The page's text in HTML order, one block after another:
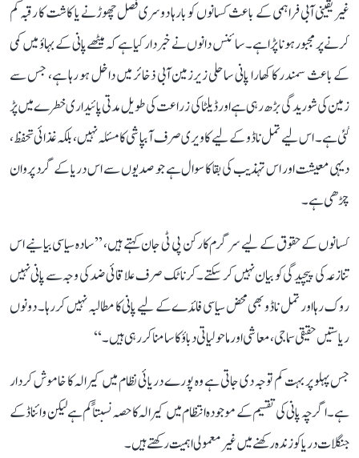
غیر یقینی آبی فراہمی کے باعث کسانوں کو بارہا دوسری فصل چھوڑنے یا کاشت کا رقبہ کم
کرنے پر مجبور ہونا پڑا ہے۔ سائنس دانوں نے خبردار کیا ہے کہ میٹھے پانی کے بہاؤ میں کمی
کے باعث سمندر کا کھارا پانی ساحلی زیرزمین آبی ذخائر میں داخل ہو رہا ہے، جس سے
زمین کی شوریدگی بڑھ رہی ہے اور ڈیلٹا کی زراعت کی طویل مدتی پائیداری خطرے میں پڑ
گئی ہے۔ اس لیے تمل ناڈو کے لیے کاویری صرف آبپاشی کا مسئلہ نہیں، بلکہ غذائی تحفظ،
دیہی معیشت اور اس تہذیب کی بقا کا سوال ہے جو صدیوں سے اس دریا کے گرد پروان
چڑھی ہے۔
کسانوں کے حقوق کے لیے سرگرم کارکن پی ٹی جان کہتے ہیں، ’’سادہ سیاسی بیانیے اس
تنازعہ کی پیچیدگی کو بیان نہیں کر سکتے۔ کرناٹک صرف علاقائی ضد کی وجہ سے پانی نہیں
روک رہا اور تمل ناڈو بھی محض سیاسی فائدے کے لیے پانی کا مطالبہ نہیں کر رہا۔ دونوں
ریاستیں حقیقی سماجی، معاشی اور ماحولیاتی دباؤ کا سامنا کر رہی ہیں۔‘‘
جس پہلو پر بہت کم توجہ دی جاتی ہے وہ پورے دریائی نظام میں کیرالہ کا خاموش کردار
ہے۔ اگرچہ پانی کی تقسیم کے موجودہ انتظام میں کیرالہ کا حصہ نسبتاً کم ہے لیکن وائناڈ کے
جنگلات دریا کو زندہ رکھنے میں غیر معمولی اہمیت رکھتے ہیں۔